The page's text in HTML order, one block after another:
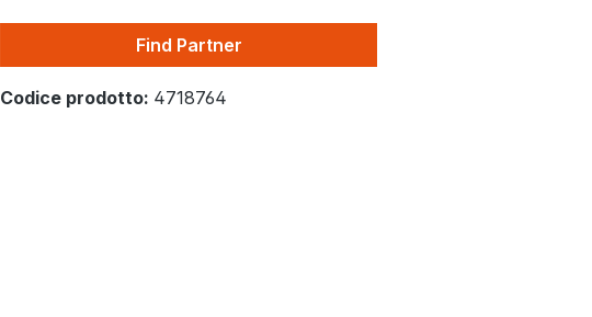
Find Partner
Codice prodotto: 4718764